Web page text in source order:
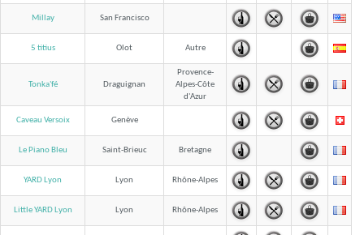
Millay San Francisco
5 titius Olot Autre
Tonka'fé Draguignan
Provence-
Alpes-Côte
d'Azur
Caveau Versoix Genève
Le Piano Bleu Saint-Brieuc Bretagne
YARD Lyon Lyon Rhône-Alpes
Little YARD Lyon Lyon Rhône-Alpes